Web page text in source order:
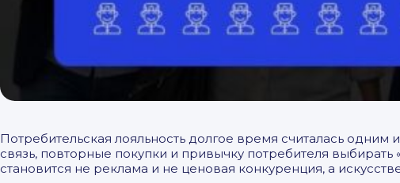
Потребительская лояльность долгое время считалась
связь, повторные покупки и привычку потребителя
становится не реклама и не ценовая конкуренция, а